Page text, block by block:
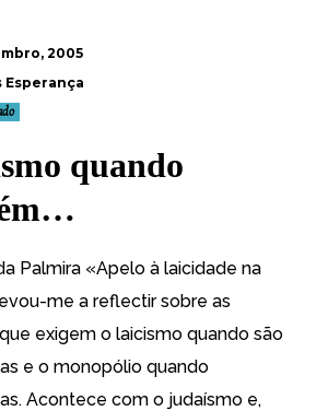
2005
Esperança
quando
Palmira «Apelo à laicidade na
me a reflectir sobre as
exigem o laicismo quando são
e o monopólio quando
Acontece com o judaísmo e,